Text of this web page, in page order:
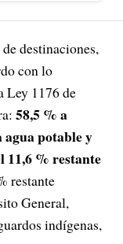
destinaciones,
con lo
Ley 1176 de
58,5 % a
agua potable y
11,6 % restante
restante
General,
indígenas,